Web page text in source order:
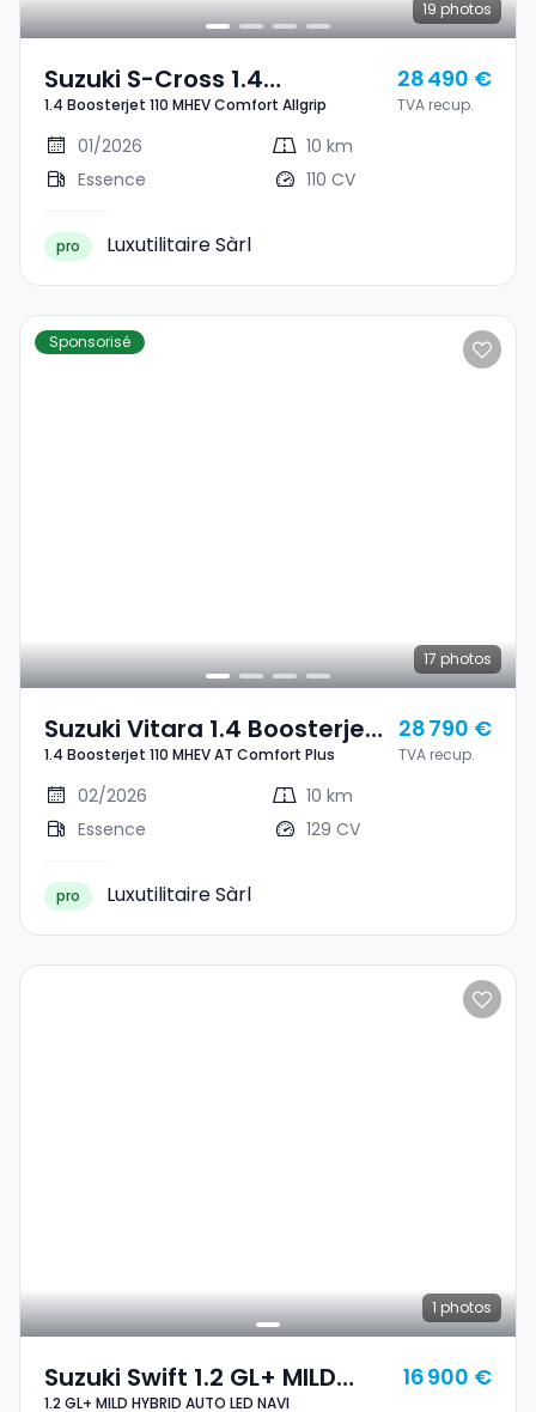
19 photos
Suzuki S-Cross 1.4
Boosterjet 110 MHEV
Comfort Allgrip
1.4 Boosterjet 110 MHEV Comfort Allgrip
28 490 €
TVA recup.
01/2026
10 km
Essence
110 CV
pro Luxutilitaire Sàrl
Sponsorisé
17 photos
Suzuki Vitara 1.4 Boosterjet
110 MHEV AT Comfort Plus
1.4 Boosterjet 110 MHEV AT Comfort Plus
28 790 €
TVA recup.
02/2026
10 km
Essence
129 CV
pro Luxutilitaire Sàrl
1 photos
Suzuki Swift 1.2 GL+ MILD
1.2 GL+ MILD HYBRID AUTO LED NAVI
16 900 €